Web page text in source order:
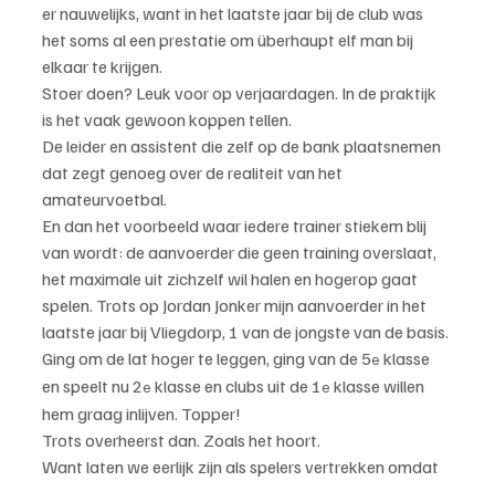
er nauwelijks, want in het laatste jaar bij de club was
het soms al een prestatie om überhaupt elf man bij
elkaar te krijgen.
Stoer doen? Leuk voor op verjaardagen. In de praktijk
is het vaak gewoon koppen tellen.
De leider en assistent die zelf op de bank plaatsnemen
dat zegt genoeg over de realiteit van het
amateurvoetbal.
En dan het voorbeeld waar iedere trainer stiekem blij
van wordt: de aanvoerder die geen training overslaat,
het maximale uit zichzelf wil halen en hogerop gaat
spelen. Trots op Jordan Jonker mijn aanvoerder in het
laatste jaar bij Vliegdorp, 1 van de jongste van de basis.
Ging om de lat hoger te leggen, ging van de 5e klasse
en speelt nu 2e klasse en clubs uit de 1e klasse willen
hem graag inlijven. Topper!
Trots overheerst dan. Zoals het hoort.
Want laten we eerlijk zijn als spelers vertrekken omdat